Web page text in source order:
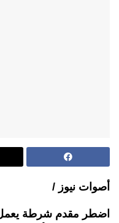
أصوات نيوز /
اضطر مقدم شرطة يعمل